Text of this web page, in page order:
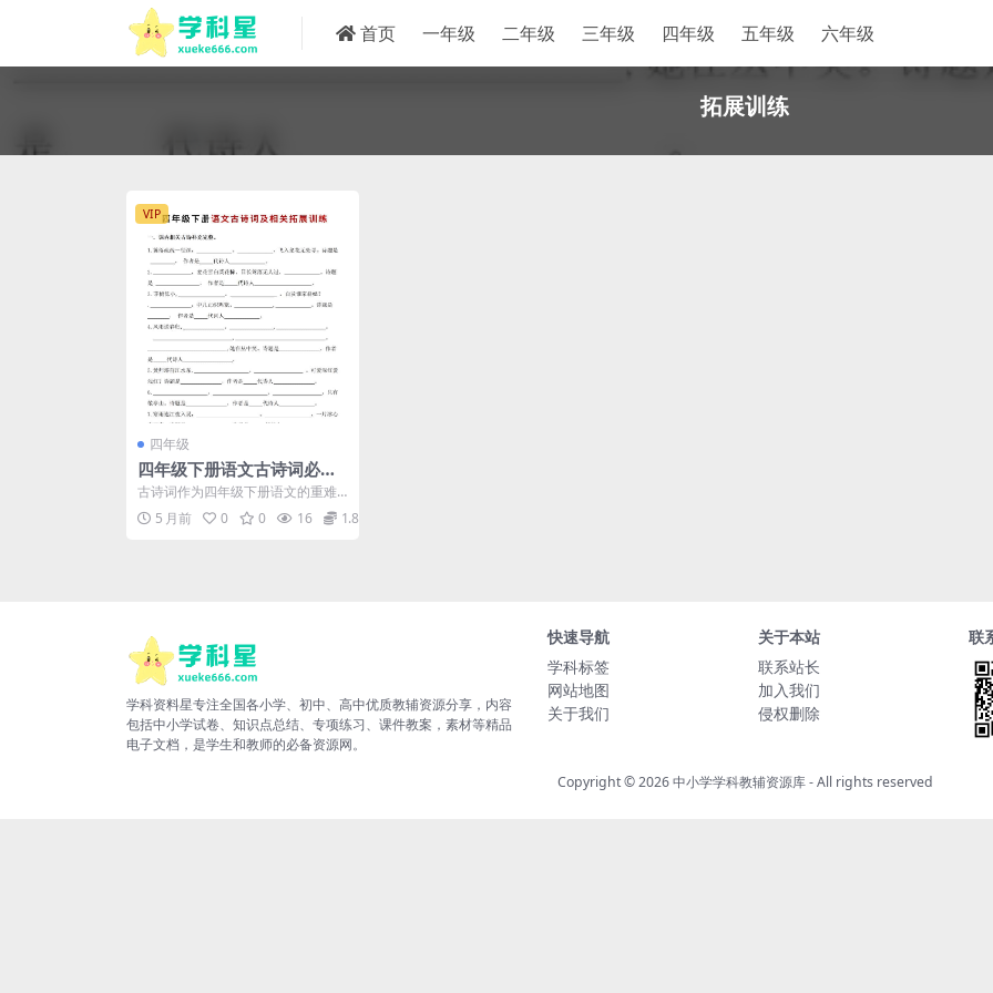
首页 一年级 二年级 三年级 四年级 五年级 六年级
拓展训练
VIP
四年级
四年级下册语文古诗词必背
汇总及同步赏析拓展训练专
项练习电子版
古诗词作为四年级下册语文的重难
点，不仅要求学生熟练背诵，更需
深度理解其文化意境。...
5 月前 0 0 16 1.88
学科资料星专注全国各小学、初中、高中优质教辅资源分享，内容
包括中小学试卷、知识点总结、专项练习、课件教案，素材等精品
电子文档，是学生和教师的必备资源网。
快速导航
学科标签
网站地图
关于我们
关于本站
联系站长
加入我们
侵权删除
联
Copyright © 2026中小学学科教辅资源库- All rights reserved